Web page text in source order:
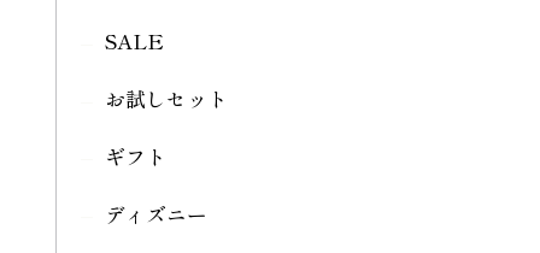
SALE
お試しセット
ギフト
ディズニー